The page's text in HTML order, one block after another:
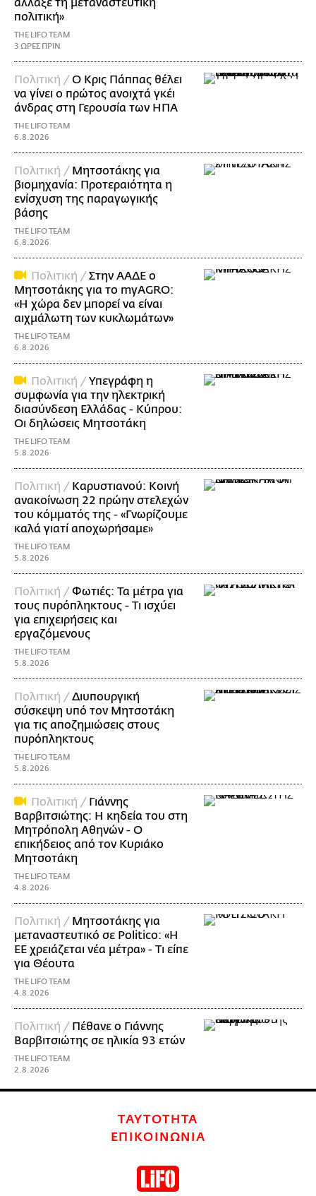
άλλαξε τη μεταναστευτική
πολιτική»
THE LIFO TEAM
3 ΩΡΕΣ ΠΡΙΝ
Πολιτική / Ο Κρις Πάππας θέλει
να γίνει ο πρώτος ανοιχτά γκέι
άνδρας στη Γερουσία των ΗΠΑ
THE LIFO TEAM
6.8.2026
Πολιτική / Μητσοτάκης για
βιομηχανία: Προτεραιότητα η
ενίσχυση της παραγωγικής
βάσης
THE LIFO TEAM
6.8.2026
Πολιτική / Στην ΑΑΔΕ ο
Μητσοτάκης για το myAGRO:
«Η χώρα δεν μπορεί να είναι
αιχμάλωτη των κυκλωμάτων»
THE LIFO TEAM
6.8.2026
Πολιτική / Υπεγράφη η
συμφωνία για την ηλεκτρική
διασύνδεση Ελλάδας - Κύπρου:
Οι δηλώσεις Μητσοτάκη
THE LIFO TEAM
5.8.2026
Πολιτική / Καρυστιανού: Κοινή
ανακοίνωση 22 πρώην στελεχών
του κόμματός της - «Γνωρίζουμε
καλά γιατί αποχωρήσαμε»
THE LIFO TEAM
5.8.2026
Πολιτική / Φωτιές: Τα μέτρα για
τους πυρόπληκτους - Τι ισχύει
για επιχειρήσεις και
εργαζόμενους
THE LIFO TEAM
5.8.2026
Πολιτική / Διυπουργική
σύσκεψη υπό τον Μητσοτάκη
για τις αποζημιώσεις στους
πυρόπληκτους
THE LIFO TEAM
5.8.2026
Πολιτική / Γιάννης
Βαρβιτσιώτης: Η κηδεία του στη
Μητρόπολη Αθηνών - Ο
επικήδειος από τον Κυριάκο
Μητσοτάκη
THE LIFO TEAM
4.8.2026
Πολιτική / Μητσοτάκης για
μεταναστευτικό σε Politico: «Η
ΕΕ χρειάζεται νέα μέτρα» - Τι είπε
για Θέουτα
THE LIFO TEAM
4.8.2026
Πολιτική / Πέθανε ο Γιάννης
Βαρβιτσιώτης σε ηλικία 93 ετών
THE LIFO TEAM
2.8.2026
ΤΑΥΤΟΤΗΤΑ
ΕΠΙΚΟΙΝΩΝΙΑ